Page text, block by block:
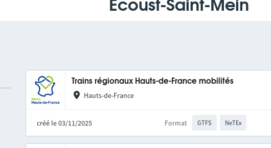
Écoust-Saint-Mein
Trains régionaux Hauts-de-France mobilités
Hauts-de-France
créé le 03/11/2025 Format GTFS NeTEx